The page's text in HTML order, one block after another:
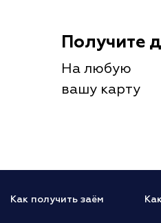
Получите
На любую
вашу карту
Как получить заём